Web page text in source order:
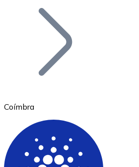
Bitcoin
Ethereum
Coímbra